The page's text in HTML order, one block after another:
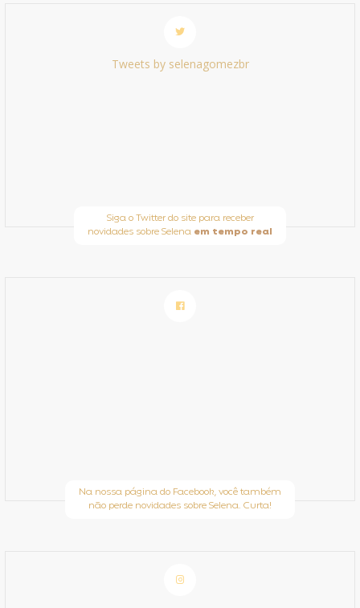
Tweets by selenagomezbr
Siga o Twitter do site para receber
novidades sobre Selena em tempo real
Na nossa página do Facebook, você também
não perde novidades sobre Selena. Curta!